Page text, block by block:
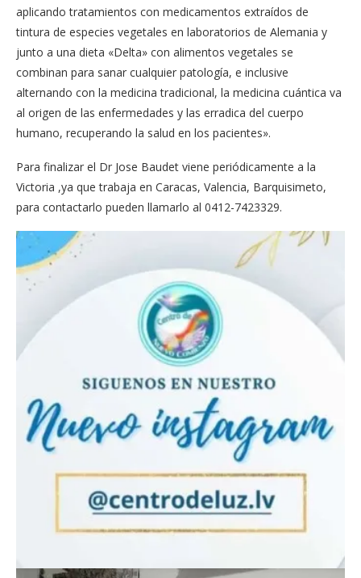
aplicando tratamientos con medicamentos extraídos de
tintura de especies vegetales en laboratorios de Alemania y
junto a una dieta «Delta» con alimentos vegetales se
combinan para sanar cualquier patología, e inclusive
alternando con la medicina tradicional, la medicina cuántica va
al origen de las enfermedades y las erradica del cuerpo
humano, recuperando la salud en los pacientes».
Para finalizar el Dr Jose Baudet viene periódicamente a la
Victoria ,ya que trabaja en Caracas, Valencia, Barquisimeto,
para contactarlo pueden llamarlo al 0412-7423329.